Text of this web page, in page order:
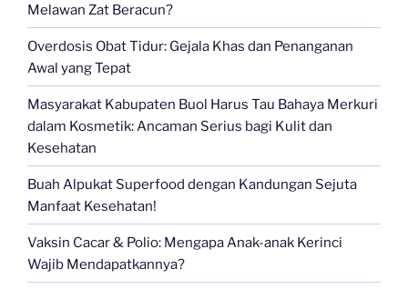
Melawan Zat Beracun?
Overdosis Obat Tidur: Gejala Khas dan Penanganan
Awal yang Tepat
Masyarakat Kabupaten Buol Harus Tau Bahaya Merkuri
dalam Kosmetik: Ancaman Serius bagi Kulit dan
Kesehatan
Buah Alpukat Superfood dengan Kandungan Sejuta
Manfaat Kesehatan!
Vaksin Cacar & Polio: Mengapa Anak-anak Kerinci
Wajib Mendapatkannya?